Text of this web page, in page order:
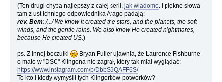
(Ten drugi chyba najlepszy z całej serii, jak wiadomo. I piękne słowa
tam z ust ichniego odpowiednika Arago padają:
rev. Bem: /.../ We know it created the stars, and the planets, the soft
winds, and the gentle rains. We also know He created nightmares,
because He created US.)
ps. Z innej beczułki
Bryan Fuller ujawnia, że Laurence Fishburne
o mało w "DSC" Klingona nie zagrał, który tak miał wyglądać:
https://www.instagram.com/p/DbbS9QAFF6S/
To kto i kiedy wymyślił tych Klingorków-potworków?